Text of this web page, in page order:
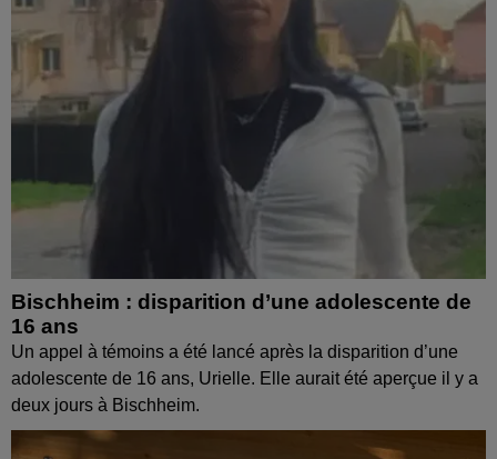
Bischheim : disparition d’une adolescente de
16 ans
Un appel à témoins a été lancé après la disparition d’une
adolescente de 16 ans, Urielle. Elle aurait été aperçue il y a
deux jours à Bischheim.